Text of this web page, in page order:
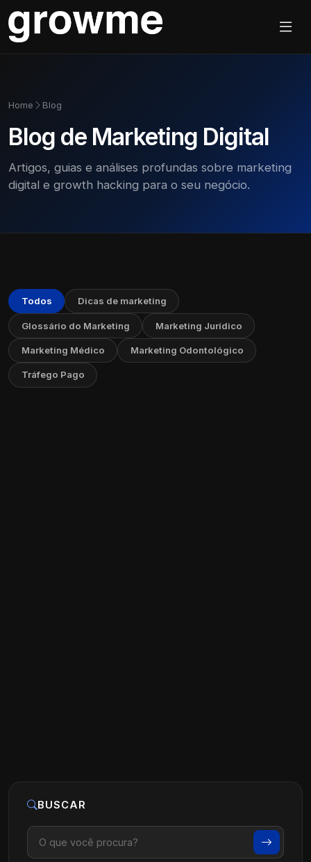
Home Blog
Blog de Marketing Digital
Artigos, guias e análises profundas sobre marketing
digital e growth hacking para o seu negócio.
Todos Dicas de marketing
Glossário do Marketing Marketing Jurídico
Marketing Médico Marketing Odontológico
Tráfego Pago
BUSCAR